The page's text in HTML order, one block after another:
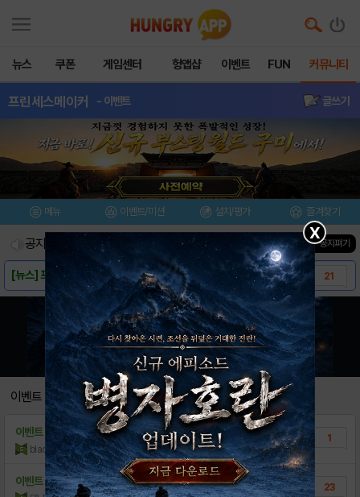
뉴스 쿠폰 게임센터 헝앱샵 이벤트 FUN 커뮤니티
프린세스메이커 - 이벤트 글쓰기
메뉴 이벤트/미션 설치/평가 즐겨찾기
공지사항 진행중인 이벤트0건 ▼ 공지펴기
[뉴스] 프린세스 메이커, 개발진 인터뷰(스포.. 21
[가이드] 프린세스메이커 가이드
[팁] 미카엘 호감도 해 본 것 다 적어봅니다..
[팁] 프린세스메이커 꿀팁 모음
[안내] 조건없이 드리는 루비 이벤트 안내
[안내] 뷰티시크릿 게시판 오픈 안내
[리뷰] 8년 기다림의 끝, ≪프린세스메이커 .. 15
[안내] VIP쿠폰 사용방법
이벤트
이벤트 (여름준비) 여름엔 역시 해변가 패션이지
blackmilktea 조회수:69 | 14.07.06
1
이벤트 [프린세스메이커] 여름대비해보자 딸아 23
X